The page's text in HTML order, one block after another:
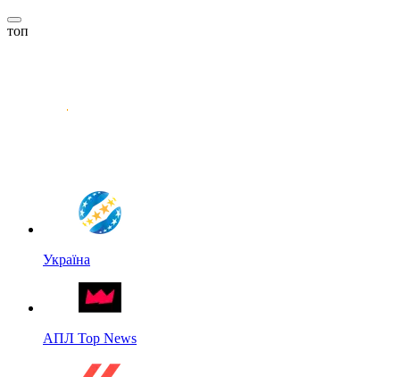
топ
Україна
АПЛ Top News